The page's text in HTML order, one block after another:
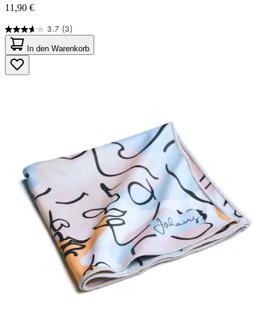
11,90 €
3.7 (3)
3.7
von
5
Sternen.
3
In den Warenkorb